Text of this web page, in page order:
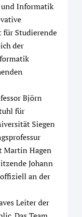
und Informatik
für Studierende
der
Björn
für
Siegen
Martin Hagen
Johann
an der
Leiter der